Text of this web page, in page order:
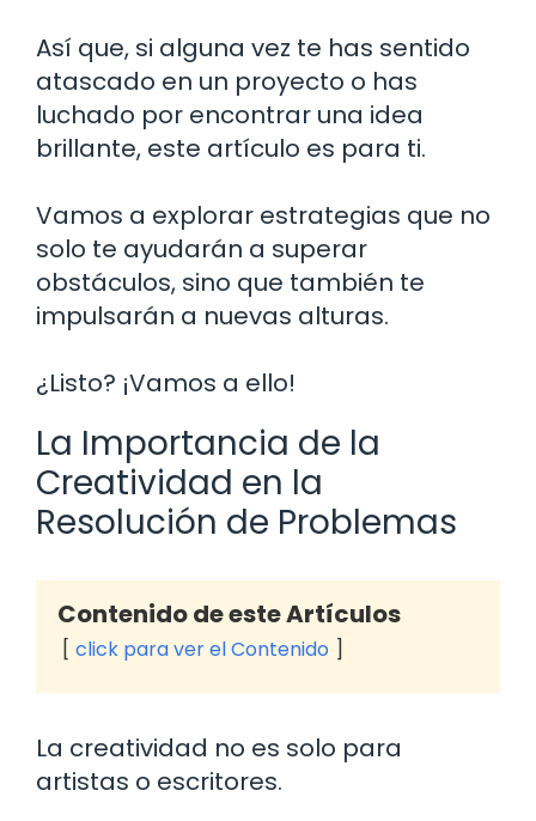
Así que, si alguna vez te has sentido
atascado en un proyecto o has
luchado por encontrar una idea
brillante, este artículo es para ti.
Vamos a explorar estrategias que no
solo te ayudarán a superar
obstáculos, sino que también te
impulsarán a nuevas alturas.
¿Listo? ¡Vamos a ello!
La Importancia de la
Creatividad en la
Resolución de Problemas
Contenido de este Artículos
click para ver el Contenido
La creatividad no es solo para
artistas o escritores.